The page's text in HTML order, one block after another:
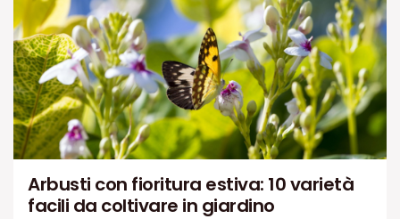
Arbusti con fioritura estiva: 10 varietà
facili da coltivare in giardino